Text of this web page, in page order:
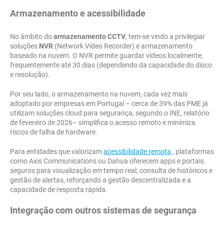
Armazenamento e acessibilidade
No âmbito doarmazenamento CCTV, tem-se vindo a privilegiar
soluções NVR (Network Video Recorder) e armazenamento
baseado na nuvem. O NVR permite guardar vídeos localmente,
frequentemente até 30 dias (dependendo da capacidade do disco
e resolução).
Por seu lado, o armazenamento na nuvem, cada vez mais
adoptado por empresas em Portugal – cerca de 39% das PME já
utilizam soluções cloud para segurança, segundo o INE, relatório
de fevereiro de 2026– simplifica o acesso remoto e minimiza
riscos de falha de hardware.
Para entidades que valorizamacessibilidade remota , plataformas
como Axis Communications ou Dahua oferecem apps e portais
seguros para visualização em tempo real, consulta de históricos e
gestão de alertas, reforçando a gestão descentralizada e a
capacidade de resposta rápida.
Integração com outros sistemas de segurança